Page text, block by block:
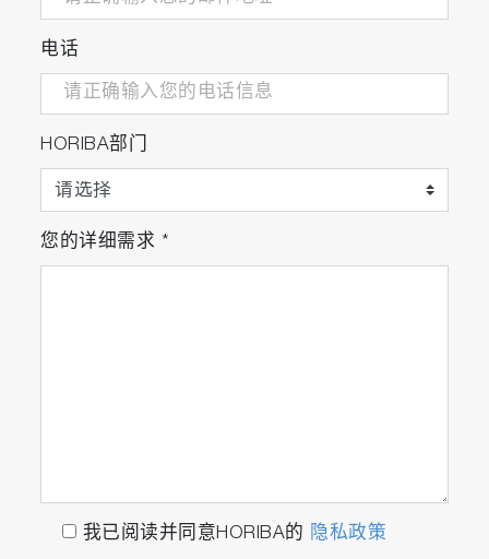
电话
HORIBA部门
您的详细需求 *
我已阅读并同意HORIBA的 隐私政策